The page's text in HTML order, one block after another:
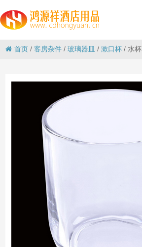
首页 /客房杂件 /玻璃器皿 /漱口杯 / 水杯